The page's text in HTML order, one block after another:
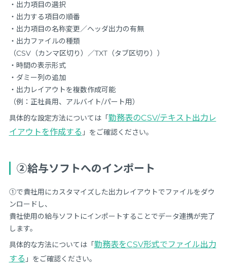
・出力項目の選択
・出力する項目の順番
・出力項目の名称変更／ヘッダ出力の有無
・出力ファイルの種類
（CSV（カンマ区切り）／TXT（タブ区切り））
・時間の表示形式
・ダミー列の追加
・出力レイアウトを複数作成可能
（例：正社員用、アルバイト/パート用）
具体的な設定方法については「勤務表のCSV/テキスト出力レ
イアウトを作成する 」をご確認ください。
②給与ソフトへのインポート
①で貴社用にカスタマイズした出力レイアウトでファイルをダウ
ンロードし、
貴社使用の給与ソフトにインポートすることでデータ連携が完了
します。
具体的な方法については「勤務表をCSV形式でファイル出力
する 」をご確認ください。